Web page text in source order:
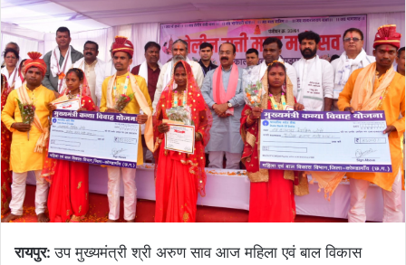
रायपुर:उप मुख्यमंत्री श्री अरुण साव आज महिला एवं बाल विकास